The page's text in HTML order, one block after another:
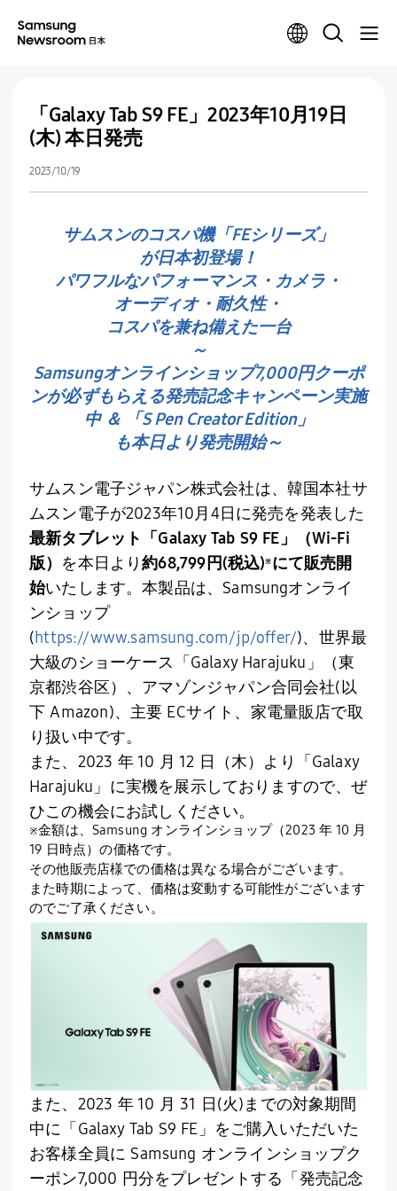
「Galaxy Tab S9 FE」2023年10月19日
(木) 本日発売
2023/10/19
サムスンのコスパ機「FEシリーズ」
が日本初登場！
パワフルなパフォーマンス・カメラ・
オーディオ・耐久性・
コスパを兼ね備えた一台
～
Samsungオンラインショップ7,000円クーポ
ンが必ずもらえる発売記念キャンペーン実施
中 ＆ 「S Pen Creator Edition」
も本日より発売開始～
サムスン電子ジャパン株式会社は、韓国本社サ
ムスン電子が2023年10月4日に発売を発表した
最新タブレット「Galaxy Tab S9 FE」（Wi-Fi
版） を本日より約68,799円(税込)※にて販売開
始いたします。本製品は、Samsungオンライ
ンショップ
(https://www.samsung.com/jp/offer/)、世界最
大級のショーケース「Galaxy Harajuku」（東
京都渋谷区）、アマゾンジャパン合同会社(以
下 Amazon)、主要 ECサイト、家電量販店で取
り扱い中です。
また、2023 年 10 月 12 日（木）より「Galaxy
Harajuku」に実機を展示しておりますので、ぜ
ひこの機会にお試しください。
※金額は、Samsung オンラインショップ（2023 年 10 月
19 日時点）の価格です。
その他販売店様での価格は異なる場合がございます。
また時期によって、価格は変動する可能性がございます
のでご了承ください。
また、2023 年 10 月 31 日(火)までの対象期間
中に「Galaxy Tab S9 FE」をご購入いただいた
お客様全員に Samsung オンラインショップク
ーポン7,000 円分をプレゼントする「発売記念